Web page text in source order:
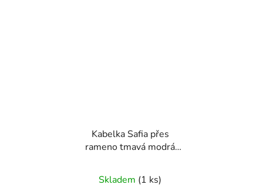
Kabelka Safia přes
rameno tmavá modrá
Skladem (1 ks)